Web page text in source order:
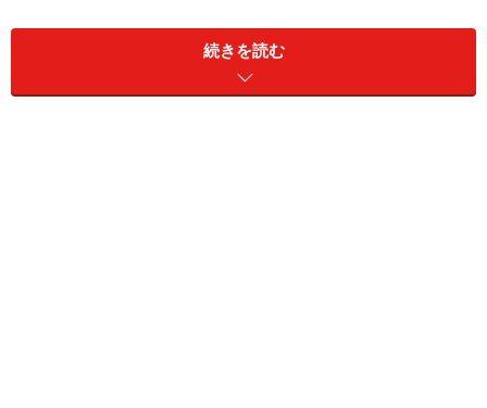
勤務年数：20年以上
続きを読む